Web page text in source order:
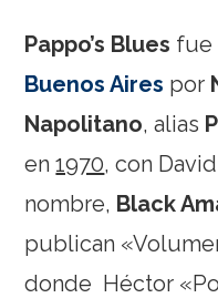
Pappo’s Blues fue
Buenos Aires por
Napolitano, alias
en1970, con
nombre, Black
publican
donde Héctor